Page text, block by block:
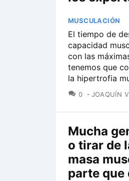
MUSCULACIÓN
El tiempo de
capacidad
con las
tenemos que
la hipertrofia
0
JOAQUÍN
Mucha
o tirar de
masa
parte que